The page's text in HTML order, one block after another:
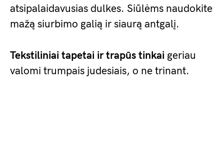
atsipalaidavusias dulkes. Siūlėms naudokite
mažą siurbimo galią ir siaurą antgalį.
Tekstiliniai tapetai ir trapūs tinkai geriau
valomi trumpais judesiais, o ne trinant.